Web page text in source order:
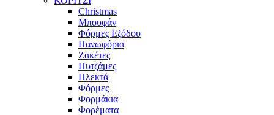
Christmas
Μπουφάν
Φόρμες Εξόδου
Πανωφόρια
Ζακέτες
Πυτζάμες
Πλεκτά
Φόρμες
Φορμάκια
Φορέματα